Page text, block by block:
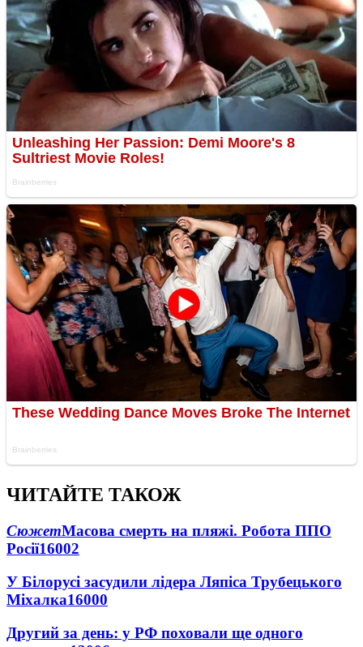
ЧИТАЙТЕ ТАКОЖ
СюжетМасова смерть на пляжі. Робота ППО
Росії16002
У Білорусі засудили лідера Ляпіса Трубецького
Міхалка16000
Другий за день: у РФ поховали ще одного